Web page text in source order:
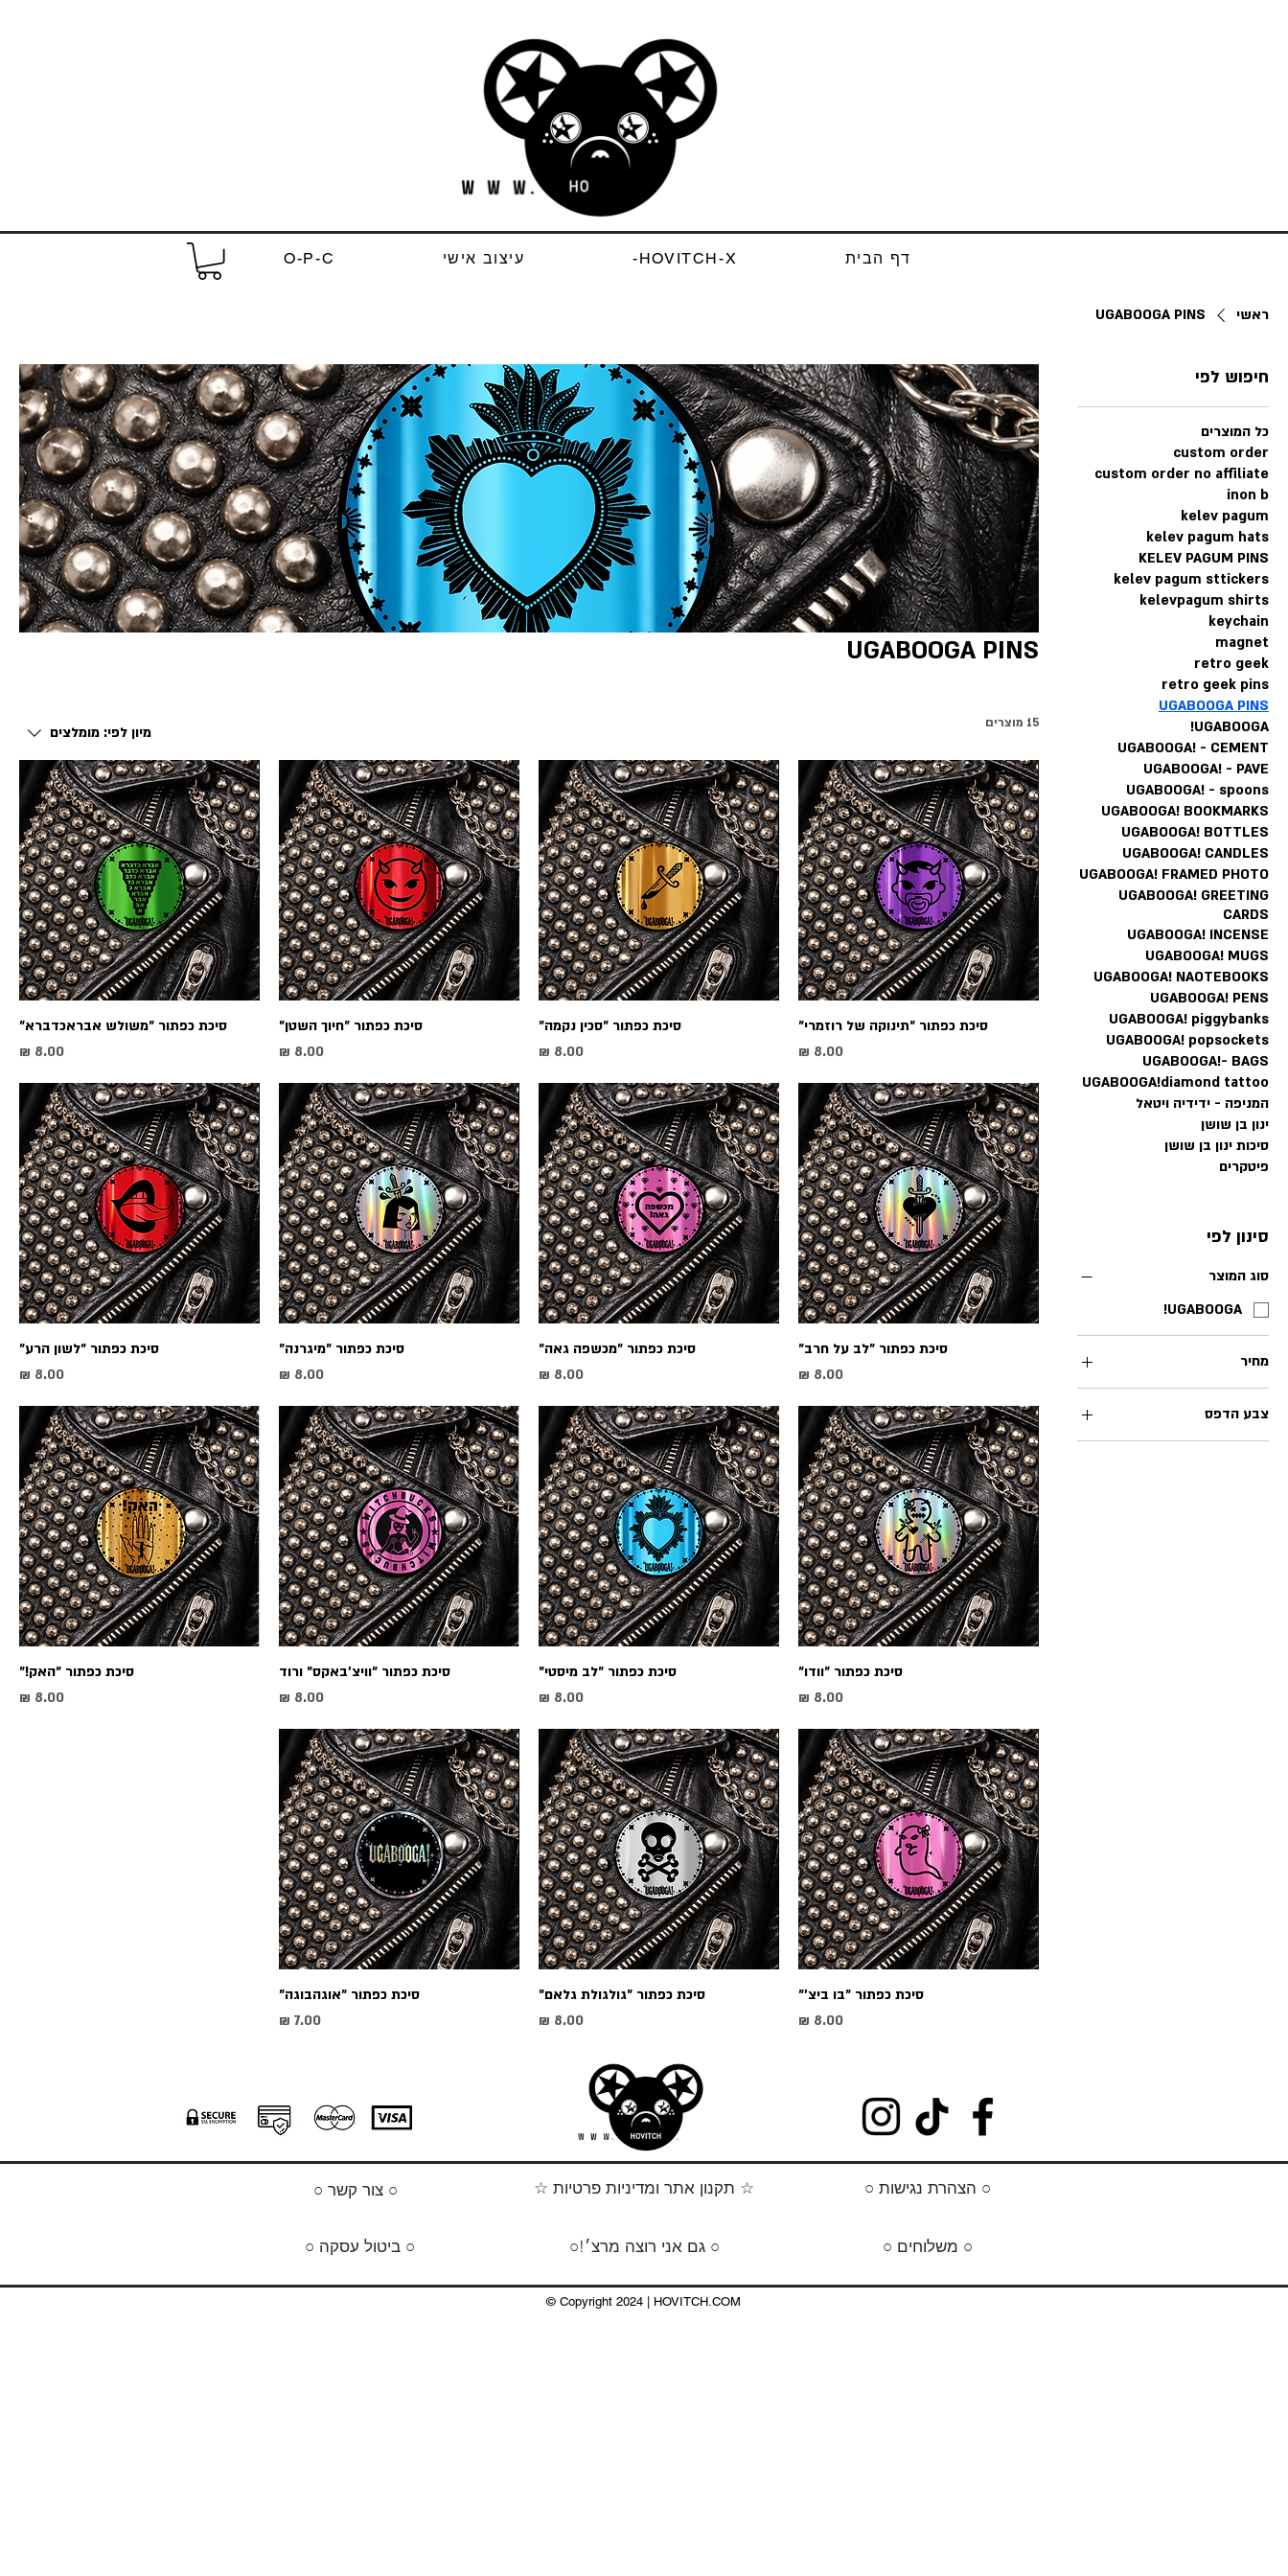
דף הבית HOVITCH-X- עיצוב אישי O-P-C
ראשי UGABOOGA PINS
חיפוש לפי
כל המוצרים
custom order
custom order no affiliate
inon b
kelev pagum
kelev pagum hats
KELEV PAGUM PINS
kelev pagum sttickers
kelevpagum shirts
keychain
magnet
retro geek
retro geek pins
UGABOOGA PINS
UGABOOGA!
UGABOOGA! - CEMENT
UGABOOGA! - PAVE
UGABOOGA! - spoons
UGABOOGA! BOOKMARKS
UGABOOGA! BOTTLES
UGABOOGA! CANDLES
UGABOOGA! FRAMED PHOTO
UGABOOGA! GREETING
CARDS
UGABOOGA! INCENSE
UGABOOGA! MUGS
UGABOOGA! NAOTEBOOKS
UGABOOGA! PENS
UGABOOGA! piggybanks
UGABOOGA! popsockets
UGABOOGA!- BAGS
UGABOOGA!diamond tattoo
המניפה - ידידיה ויטאל
ינון בן שושן
סיכות ינון בן שושן
פיטקרים
סינון לפי
סוג המוצר
UGABOOGA!
מחיר
צבע הדפס
אדום
UGABOOGA PINS
15 מוצרים
מיון לפי: מומלצים
סיכת כפתור ״תינוקה של רוזמרי״
מחיר
סיכת כפתור ״סכין נקמה״
מחיר
סיכת כפתור ״חיוך השטן״
מחיר
סיכת כפתור ״משולש אבראכדברא״
מחיר
סיכת כפתור ״לב על חרב״
מחיר
סיכת כפתור ״מכשפה גאה״
מחיר
סיכת כפתור ״מיגרנה״
מחיר
סיכת כפתור ״לשון הרע״
מחיר
סיכת כפתור ״וודו״
מחיר
סיכת כפתור ״לב מיסטי״
מחיר
סיכת כפתור ״וויצ׳באקס״ ורוד
מחיר
סיכת כפתור ״האק!״
מחיר
סיכת כפתור ״בו ביצ׳״
מחיר
סיכת כפתור ״גולגולת גלאם״
מחיר
סיכת כפתור ״אוגהבוגה״
מחיר
○ צור קשר ○
○ ביטול עסקה ○
☆ תקנון אתר ומדיניות פרטיות ☆
○!גם אני רוצה מרצ׳ ○
○ הצהרת נגישות ○
○ משלוחים ○
© Copyright ​2024 | HOVITCH.COM